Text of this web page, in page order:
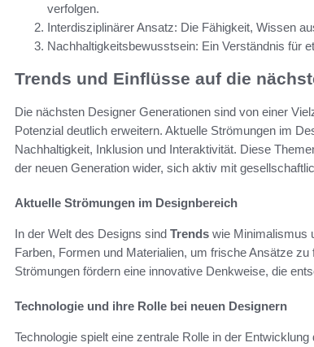
verfolgen.
Interdisziplinärer Ansatz: Die Fähigkeit, Wissen
Nachhaltigkeitsbewusstsein: Ein Verständnis für
Trends und Einflüsse auf die
Die nächsten Designer Generationen sind von einer
Potenzial deutlich erweitern. Aktuelle Strömungen im
Nachhaltigkeit, Inklusion und Interaktivität. Diese
der neuen Generation wider, sich aktiv mit
Aktuelle Strömungen im Designbereich
In der Welt des Designs sind Trends wie Minimalismus
Farben, Formen und Materialien, um frische Ansätze
Strömungen fördern eine innovative Denkweise, die
Technologie und ihre Rolle bei neuen Designern
Technologie spielt eine zentrale Rolle in der Entwicklung